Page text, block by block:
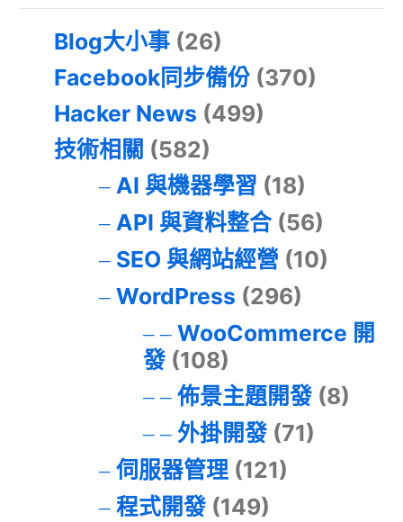
Blog大小事 (26)
Facebook同步備份 (370)
Hacker News (499)
技術相關 (582)
AI 與機器學習 (18)
API 與資料整合(56)
SEO 與網站經營 (10)
WordPress (296)
WooCommerce 開
發(108)
佈景主題開發(8)
外掛開發(71)
伺服器管理(121)
程式開發(149)